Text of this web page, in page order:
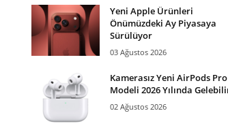
Yeni Apple Ürünleri
Önümüzdeki Ay Piyasaya
Sürülüyor
03 Ağustos 2026
Kamerasız Yeni AirPods Pro
Modeli 2026 Yılında
02 Ağustos 2026